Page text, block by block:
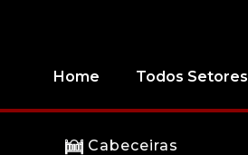
Home Todos Setores
Cabeceiras